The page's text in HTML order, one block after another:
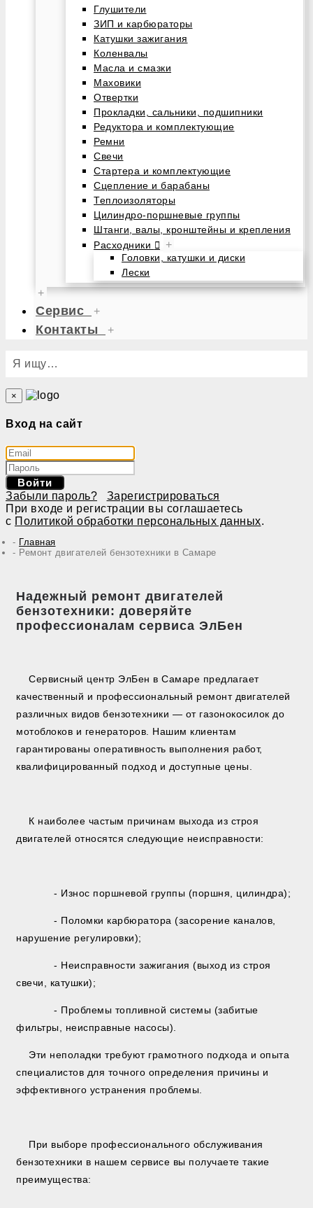
Глушители
ЗИП и карбюраторы
Катушки зажигания
Коленвалы
Масла и смазки
Маховики
Отвертки
Прокладки, сальники, подшипники
Редуктора и комплектующие
Ремни
Свечи
Стартера и комплектующие
Сцепление и барабаны
Теплоизоляторы
Цилиндро-поршневые группы
Штанги, валы, кронштейны и крепления
Расходники
+
Головки, катушки и диски
Лески
+
Сервис +
Контакты +
Я ищу…
×
Вход на сайт
Войти
Забыли пароль?
Зарегистрироваться
При входе и регистрации вы соглашаетесь
с Политикой обработки персональных данных.
Главная
Ремонт двигателей бензотехники в Самаре
Надежный ремонт двигателей
бензотехники: доверяйте
профессионалам сервиса ЭлБен
Сервисный центр ЭлБен в Самаре предлагает
качественный и профессиональный ремонт двигателей
различных видов бензотехники — от газонокосилок до
мотоблоков и генераторов. Нашим клиентам
гарантированы оперативность выполнения работ,
квалифицированный подход и доступные цены.
К наиболее частым причинам выхода из строя
двигателей относятся следующие неисправности:
- Износ поршневой группы (поршня, цилиндра);
- Поломки карбюратора (засорение каналов,
нарушение регулировки);
- Неисправности зажигания (выход из строя
свечи, катушки);
- Проблемы топливной системы (забитые
фильтры, неисправные насосы).
Эти неполадки требуют грамотного подхода и опыта
специалистов для точного определения причины и
эффективного устранения проблемы.
При выборе профессионального обслуживания
бензотехники в нашем сервисе вы получаете такие
преимущества: